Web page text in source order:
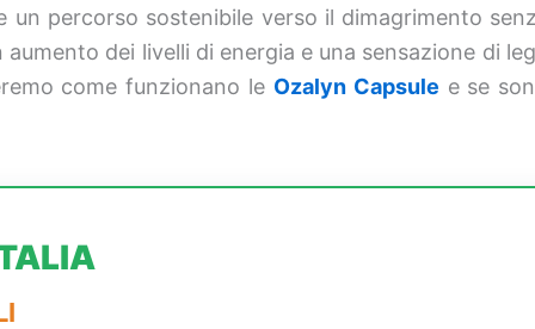
percorso sostenibile verso il dimagrimento
dei livelli di energia e una sensazione di
come funzionano le Ozalyn Capsule e se